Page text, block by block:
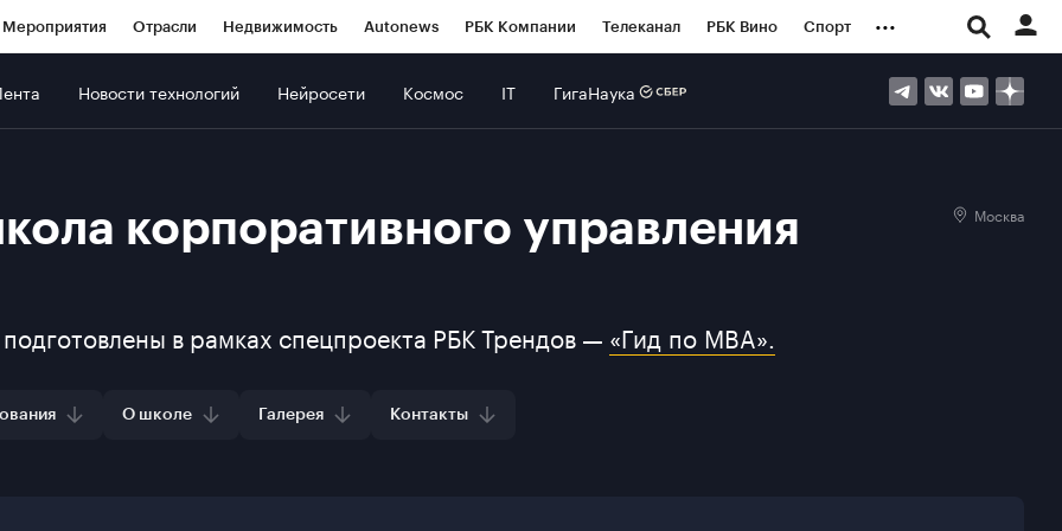
Мероприятия Отрасли Недвижимость Autonews РБК Компании Телеканал РБК Вино Спорт
Исследования Кредитные рейтинги Франшизы Газета Спецпроекты СПб
...
Новости технологий Нейросети Космос IT ГигаНаука
РАНХиГС
корпоративного управления
в рамках спецпроекта РБК Трендов — «Гид по MBA».
Москва
О школе Галерея Контакты